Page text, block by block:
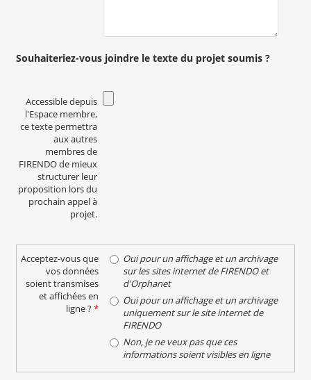
Souhaiteriez-vous joindre le texte du projet soumis ?
Accessible depuis
l'Espace membre,
ce texte permettra
aux autres
membres de
FIRENDO de mieux
structurer leur
proposition lors du
prochain appel à
projet.
Acceptez-vous que
vos données
soient transmises
et affichées en
ligne ?*
Oui pour un affichage et un archivage
sur les sites internet de FIRENDO et
d'Orphanet
Oui pour un affichage et un archivage
uniquement sur le site internet de
FIRENDO
Non, je ne veux pas que ces
informations soient visibles en ligne